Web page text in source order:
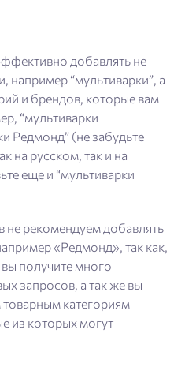
добавлять не
например “мультиварки”, а
и брендов, которые вам
“мультиварки
Редмонд” (не забудьте
на русском, так и на
еще и “мультиварки
не рекомендуем добавлять
«Редмонд», так как,
получите много
запросов, а так же вы
категориям
из которых могут